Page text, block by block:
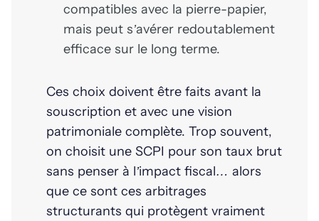
compatibles avec la pierre-papier,
mais peut s’avérer redoutablement
efficace sur le long terme.
Ces choix doivent être faits avant la
souscription et avec une vision
patrimoniale complète. Trop souvent,
on choisit une SCPI pour son taux brut
sans penser à l’impact fiscal… alors
que ce sont ces arbitrages
structurants qui protègent vraiment